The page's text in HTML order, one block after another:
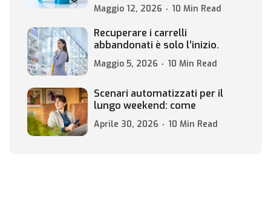
Maggio 12, 2026 10 Min Read
Recuperare i carrelli
abbandonati è solo l’inizio.
Maggio 5, 2026 10 Min Read
Scenari automatizzati per il
lungo weekend: come
Aprile 30, 2026 10 Min Read